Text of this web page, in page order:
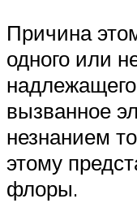
Причина
одного или
вызванное
незнанием
этому
флоры.